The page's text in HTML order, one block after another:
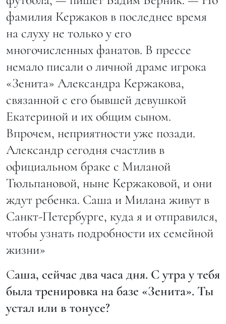
фамилия Кержаков в последнее время
на слуху не только у его
многочисленных фанатов. В прессе
немало писали о личной драме игрока
«Зенита» Александра Кержакова,
связанной с его бывшей девушкой
Екатериной и их общим сыном.
Впрочем, неприятности уже позади.
Александр сегодня счастлив в
официальном браке с Миланой
Тюльпановой, ныне Кержаковой, и они
ждут ребенка. Саша и Милана живут в
Санкт-Петербурге, куда я и отправился,
чтобы узнать подробности их семейной
жизни»
Саша, сейчас два часа дня. С утра у тебя
была тренировка на базе «Зенита». Ты
устал или в тонусе?